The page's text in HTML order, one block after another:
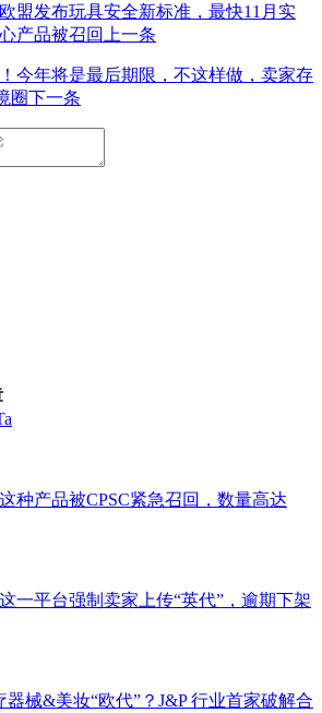
盟发布玩具安全新标准，最快11月实
产品被召回
上一条
今年将是最后期限，不这样做，卖家存
圈下一条
种产品被CPSC紧急召回，数量高达
一平台强制卖家上传“英代”，逾期下架
器械&美妆“欧代”？J&P 行业首家破解合